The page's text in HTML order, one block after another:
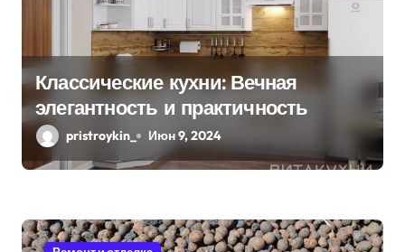
Классические кухни: Вечная
элегантность и практичность
pristroykin_ Июн 9, 2024